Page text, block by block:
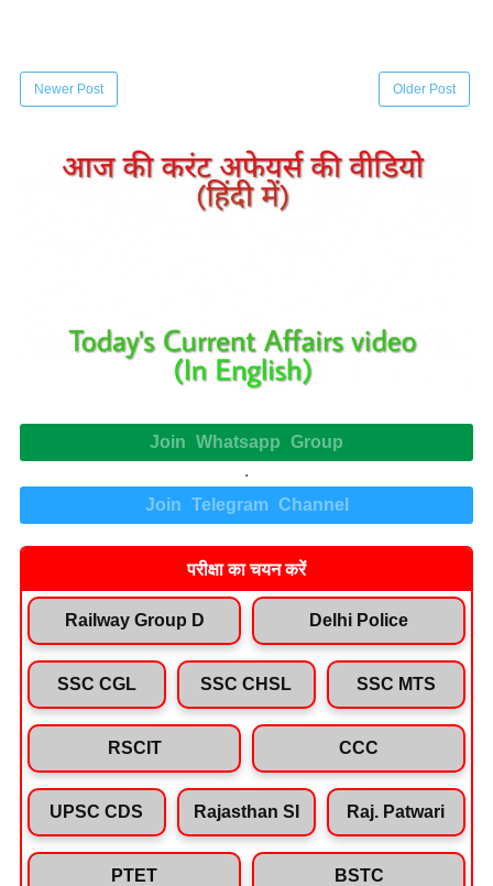
Newer Post Older Post
Join Whatsapp Group
.
Join Telegram Channel
परीक्षा का चयन करें
Railway Group D Delhi Police
SSC CGL SSC CHSL SSC MTS
RSCIT CCC
UPSC CDS Rajasthan SI Raj. Patwari
PTET BSTC